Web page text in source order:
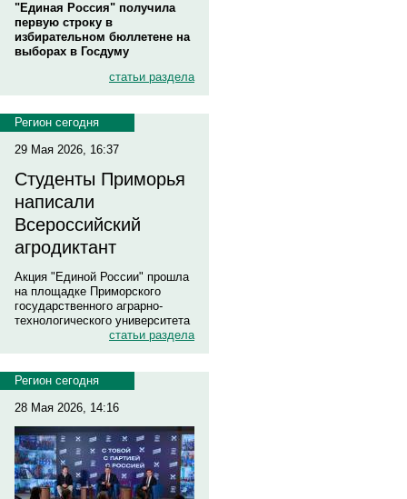
"Единая Россия" получила
первую строку в
избирательном бюллетене на
выборах в Госдуму
статьи раздела
Регион сегодня
29 Мая 2026, 16:37
Студенты Приморья
написали
Всероссийский
агродиктант
Акция "Единой России" прошла
на площадке Приморского
государственного аграрно-
технологического университета
статьи раздела
Регион сегодня
28 Мая 2026, 14:16